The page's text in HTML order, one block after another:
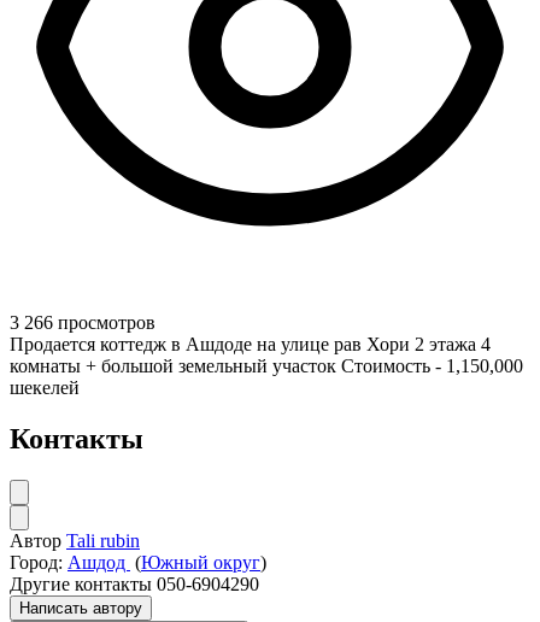
3 266 просмотров
Продается коттедж в Ашдоде на улице рав Хори 2 этажа 4
комнаты + большой земельный участок Стоимость - 1,150,000
шекелей
Контакты
Автор Tali rubin
Город: Ашдод (Южный округ)
Другие контакты 050-6904290
Написать автору